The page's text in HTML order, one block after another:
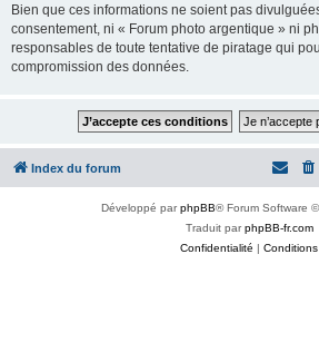
Bien que ces informations ne soient pas
consentement, ni « Forum photo argentique » ni
responsables de toute tentative de piratage qui
compromission des données.
Index du forum
Développé parphpBB® Forum Software
Traduit parphpBB-fr.com
Confidentialité | Conditions